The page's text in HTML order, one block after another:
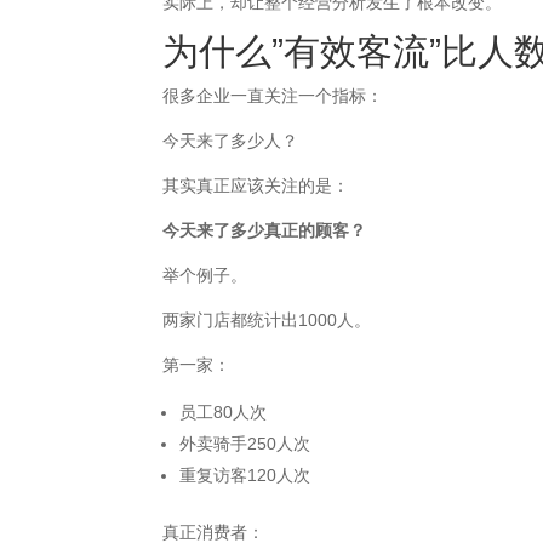
为什么”有效客流”比人
很多企业一直关注一个指标：
今天来了多少人？
其实真正应该关注的是：
今天来了多少真正的顾客？
举个例子。
两家门店都统计出1000人。
第一家：
员工80人次
外卖骑手250人次
重复访客120人次
真正消费者：